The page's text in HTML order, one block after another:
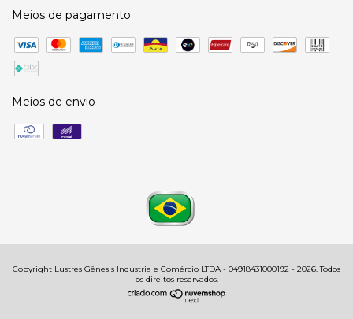
Meios de pagamento
Meios de envio
Copyright Lustres Gênesis Industria e Comércio LTDA - 04918431000192 - 2026. Todos
os direitos reservados.